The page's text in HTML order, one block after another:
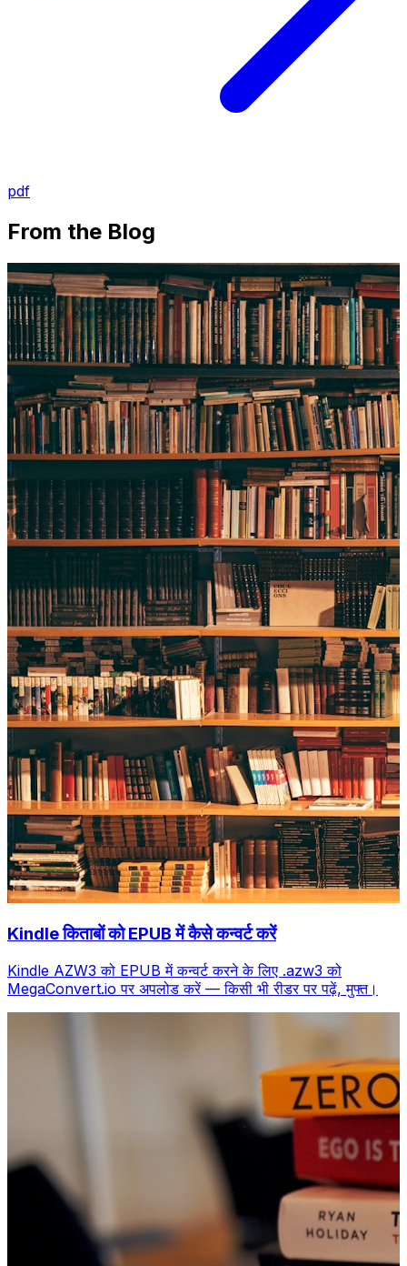
pdf
From the Blog
Kindle किताबों को EPUB में कैसे कन्वर्ट करें
Kindle AZW3 को EPUB में कन्वर्ट करने के लिए .azw3 को
MegaConvert.io पर अपलोड करें — किसी भी रीडर पर पढ़ें, मुफ्त।